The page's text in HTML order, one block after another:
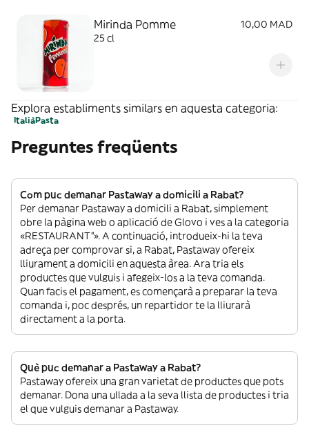
Mirinda Pomme
10,00 MAD
25 cl
Explora establiments similars en aquesta categoria:
ItaliàPasta
Preguntes freqüents
Com puc demanar Pastaway a domicili a Rabat?
Per demanar Pastaway a domicili a Rabat, simplement
obre la pàgina web o aplicació de Glovo i ves a la categoria
«RESTAURANT”». A continuació, introdueix-hi la teva
adreça per comprovar si, a Rabat, Pastaway ofereix
lliurament a domicili en aquesta àrea. Ara tria els
productes que vulguis i afegeix-los a la teva comanda.
Quan facis el pagament, es començarà a preparar la teva
comanda i, poc després, un repartidor te la lliurarà
directament a la porta.
Què puc demanar a Pastaway a Rabat?
Pastaway ofereix una gran varietat de productes que pots
demanar. Dona una ullada a la seva llista de productes i tria
el que vulguis demanar a Pastaway.